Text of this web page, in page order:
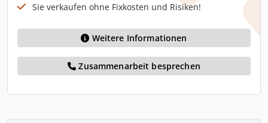
Sie verkaufen ohne Fixkosten und Risiken!
Weitere Informationen
Zusammenarbeit besprechen